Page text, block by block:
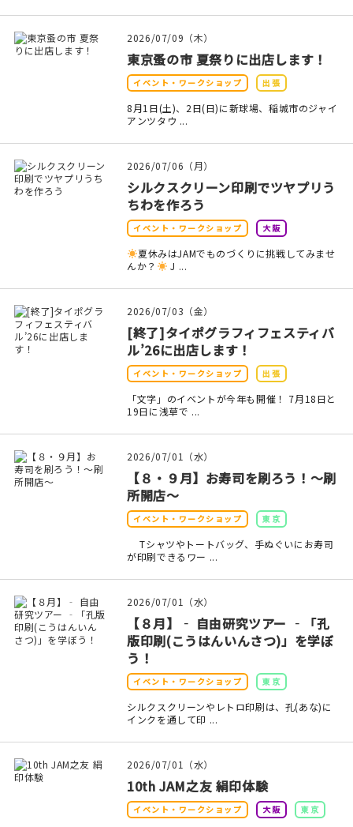
おすすめ特集
ギャラリー
カートを見る
2026/07/09（木）
東京蚤の市 夏祭りに出店します！
イベント・ワークショップ 出張
8月1日(土)、2日(日)に新球場、稲城市のジャイ
アンツタウ ...
2026/07/06（月）
シルクスクリーン印刷でツヤプリう
ちわを作ろう
イベント・ワークショップ 大阪
夏休みはJAMでものづくりに挑戦してみませ
んか？
J ...
2026/07/03（金）
[終了]タイポグラフィフェスティバ
ル’26に出店します！
イベント・ワークショップ 出張
「文字」のイベントが今年も開催！ 7月18日と
19日に浅草で ...
2026/07/01（水）
【８・９月】お寿司を刷ろう！～刷
所開店～
イベント・ワークショップ 東京
Tシャツやトートバッグ、手ぬぐいにお寿司
が印刷できるワー ...
2026/07/01（水）
【８月】‐ 自由研究ツアー ‐「孔
版印刷(こうはんいんさつ)」を学ぼ
う！
イベント・ワークショップ 東京
シルクスクリーンやレトロ印刷は、孔(あな)に
インクを通して印 ...
2026/07/01（水）
10th JAM之友 絹印体験
イベント・ワークショップ 大阪 東京